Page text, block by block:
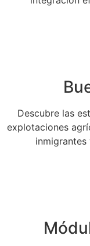
Descubre las
explotaciones